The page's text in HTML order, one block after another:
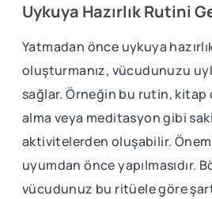
Uykuya Hazırlık Rutini
Yatmadan önce uykuya
oluşturmanız, vücudunuzu
sağlar. Örneğin bu rutin, kitap
alma veya meditasyon gibi
aktivitelerden oluşabilir.
uyumdan önce yapılmasıdır.
vücudunuz bu ritüele göre